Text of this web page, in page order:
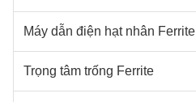
Máy dẫn điện hạt nhân Ferrite
Trọng tâm trống Ferrite